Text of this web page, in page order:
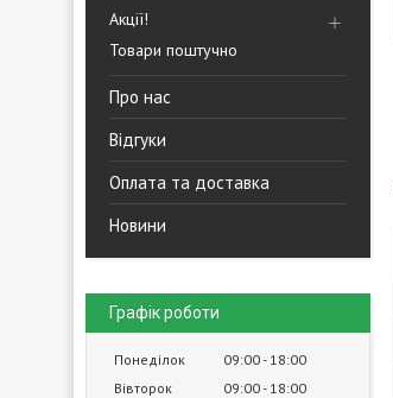
Акції!
Товари поштучно
Про нас
Відгуки
Оплата та доставка
Новини
Графік роботи
Понеділок 09:00 18:00
Вівторок
09:00 18:00